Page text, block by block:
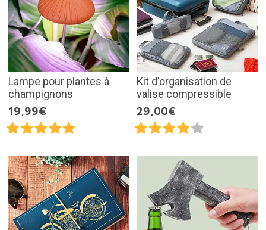
Lampe pour plantes à
champignons
19,99€
Kit d'organisation de
valise compressible
29,00€